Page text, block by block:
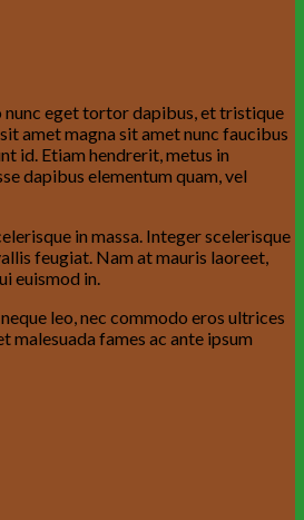
nunc eget tortor dapibus, et tristique
amet magna sit amet nunc faucibus
id. Etiam hendrerit, metus in
dapibus elementum quam, vel
in massa. Integer scelerisque
feugiat. Nam at mauris laoreet,
euismod in.
leo, nec commodo eros ultrices
malesuada fames ac ante ipsum